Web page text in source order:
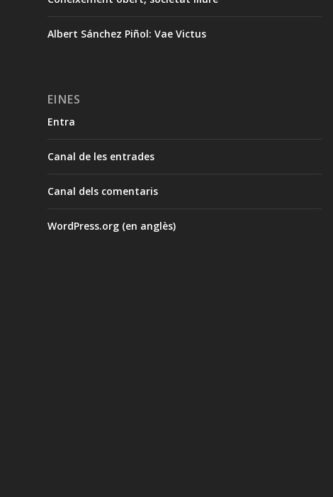
Albert Sánchez Piñol: Vae Victus
EINES
Entra
Canal de les entrades
Canal dels comentaris
WordPress.org (en anglès)